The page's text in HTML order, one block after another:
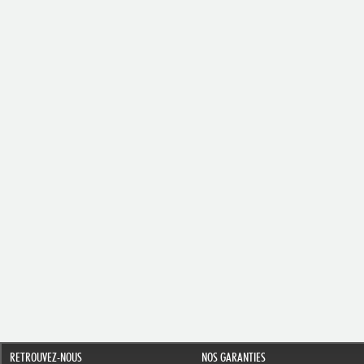
RETROUVEZ-NOUS NOS GARANTIES